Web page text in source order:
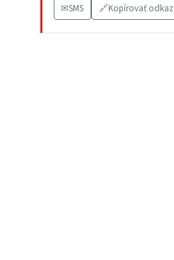
✉SMS 🔗Kopírovať odkaz